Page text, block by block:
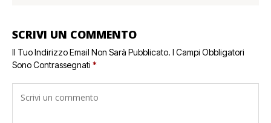
SCRIVI UN COMMENTO
Il Tuo Indirizzo Email Non Sarà Pubblicato. I Campi Obbligatori
Sono Contrassegnati *